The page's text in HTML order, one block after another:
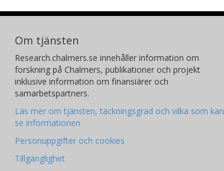
Om tjänsten
Research.chalmers.se innehåller information om
forskning på Chalmers, publikationer och projekt
inklusive information om finansiärer och
samarbetspartners.
Läs mer om tjänsten, täckningsgrad och vilka som kan
se informationen
Personuppgifter och cookies
Tillgänglighet